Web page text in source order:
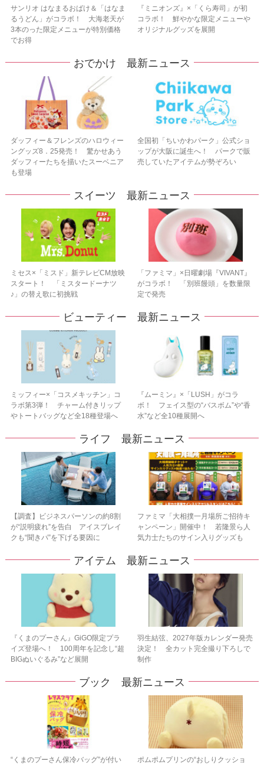
サンリオ はなまるおばけ＆「はなま
るうどん」がコラボ！ 大海老天が
3本のった限定メニューが特別価格
でお得
『ミニオンズ』×「くら寿司」が初
コラボ！ 鮮やかな限定メニューや
オリジナルグッズを展開
おでかけ 最新ニュース
ダッフィー＆フレンズのハロウィー
ングッズ8．25発売！ 驚かせあう
ダッフィーたちを描いたスーベニア
も登場
全国初「ちいかわパーク」公式ショ
ップが大阪に誕生へ！ パークで販
売していたアイテムが勢ぞろい
スイーツ 最新ニュース
ミセス×「ミスド」新テレビCM放映
スタート！ 「ミスタードーナツ
♪」の替え歌に初挑戦
「ファミマ」×日曜劇場『VIVANT』
がコラボ！ 「別班饅頭」を数量限
定で発売
ビューティー 最新ニュース
ミッフィー×「コスメキッチン」コ
ラボ第3弾！ チャーム付きリップ
やトートバッグなど全18種登場へ
『ムーミン』×「LUSH」がコラ
ボ！ フェイス型の“バスボム”や“香
水”など全10種展開へ
ライフ 最新ニュース
【調査】ビジネスパーソンの約8割
が“説明疲れ”を告白 アイスブレイ
クも“聞きパ”を下げる要因に
ファミマ「大相撲一月場所ご招待キ
ャンペーン」開催中！ 若隆景ら人
気力士たちのサイン入りグッズも
アイテム 最新ニュース
『くまのプーさん』GiGO限定プラ
イズ登場へ！ 100周年を記念し“超
BIGぬいぐるみ”など展開
羽生結弦、2027年版カレンダー発売
決定！ 全カット完全撮り下ろしで
制作
ブック 最新ニュース
“くまのプーさん保冷バッグ”が付い
ポムポムプリンの“おしりクッショ